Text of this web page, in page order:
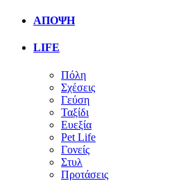
ΑΠΟΨΗ
LIFE
Πόλη
Σχέσεις
Γεύση
Ταξίδι
Ευεξία
Pet Life
Γονείς
Στυλ
Προτάσεις